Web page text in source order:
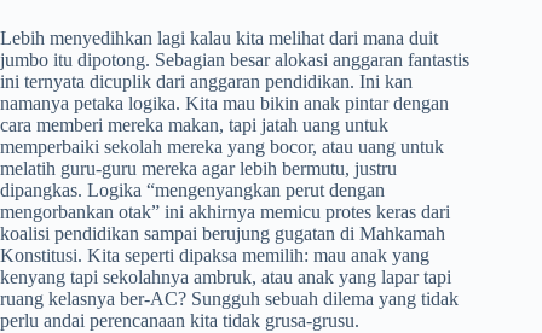
Lebih menyedihkan lagi kalau kita melihat dari mana duit
jumbo itu dipotong. Sebagian besar alokasi anggaran fantastis
ini ternyata dicuplik dari anggaran pendidikan. Ini kan
namanya petaka logika. Kita mau bikin anak pintar dengan
cara memberi mereka makan, tapi jatah uang untuk
memperbaiki sekolah mereka yang bocor, atau uang untuk
melatih guru-guru mereka agar lebih bermutu, justru
dipangkas. Logika “mengenyangkan perut dengan
mengorbankan otak” ini akhirnya memicu protes keras dari
koalisi pendidikan sampai berujung gugatan di Mahkamah
Konstitusi. Kita seperti dipaksa memilih: mau anak yang
kenyang tapi sekolahnya ambruk, atau anak yang lapar tapi
ruang kelasnya ber-AC? Sungguh sebuah dilema yang tidak
perlu andai perencanaan kita tidak grusa-grusu.